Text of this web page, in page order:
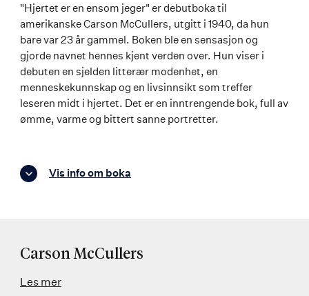
"Hjertet er en ensom jeger" er debutboka til
amerikanske Carson McCullers, utgitt i 1940, da hun
bare var 23 år gammel. Boken ble en sensasjon og
gjorde navnet hennes kjent verden over. Hun viser i
debuten en sjelden litterær modenhet, en
menneskekunnskap og en livsinnsikt som treffer
leseren midt i hjertet. Det er en inntrengende bok, full av
ømme, varme og bittert sanne portretter.
Vis info om boka
Carson McCullers
Les mer